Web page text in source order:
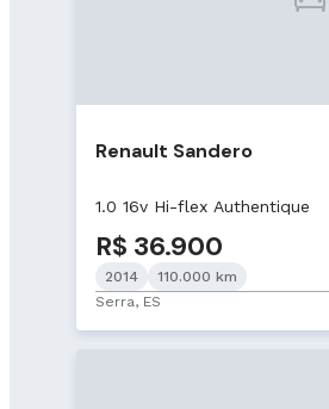
Renault Sandero
1.0 16v Hi-flex Authentique
R$ 36.900
2014
110.000 km
Serra, ES